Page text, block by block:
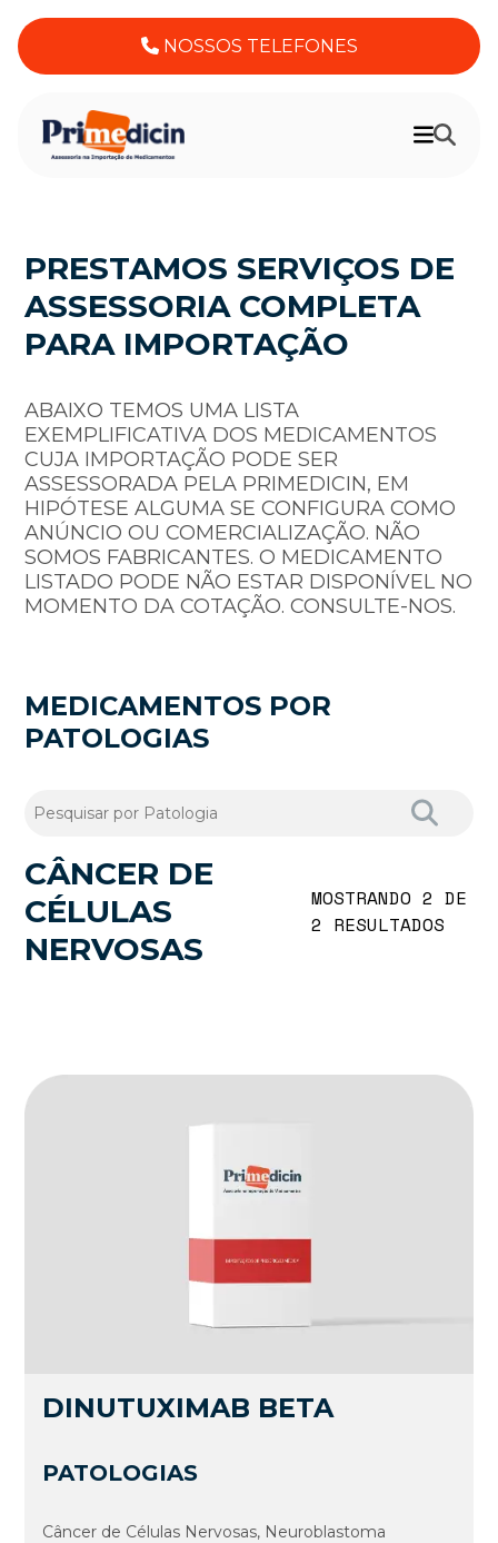
NOSSOS TELEFONES
PRESTAMOS SERVIÇOS DE
ASSESSORIA COMPLETA
PARA IMPORTAÇÃO
ABAIXO TEMOS UMA LISTA
EXEMPLIFICATIVA DOS MEDICAMENTOS
CUJA IMPORTAÇÃO PODE SER
ASSESSORADA PELA PRIMEDICIN, EM
HIPÓTESE ALGUMA SE CONFIGURA COMO
ANÚNCIO OU COMERCIALIZAÇÃO. NÃO
SOMOS FABRICANTES. O MEDICAMENTO
LISTADO PODE NÃO ESTAR DISPONÍVEL NO
MOMENTO DA COTAÇÃO. CONSULTE-NOS.
MEDICAMENTOS POR
PATOLOGIAS
CÂNCER DE
CÉLULAS
NERVOSAS
MOSTRANDO 2 DE
2 RESULTADOS
DINUTUXIMAB BETA
PATOLOGIAS
Câncer de Células Nervosas, Neuroblastoma